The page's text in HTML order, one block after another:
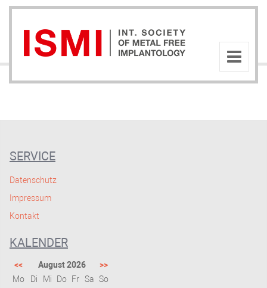
SERVICE
Datenschutz
Impressum
Kontakt
KALENDER
<< August 2026
>>
Mo
Di Mi Do Fr Sa So